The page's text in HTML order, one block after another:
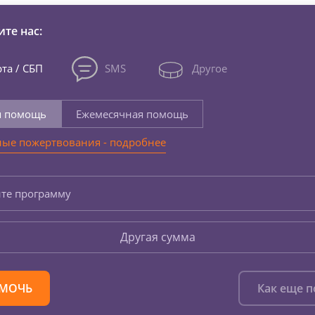
нас:
/ СБП SMS Другое
помощь
Ежемесячная помощь
пожертвования - подробнее
программу
Другая сумма
Как еще